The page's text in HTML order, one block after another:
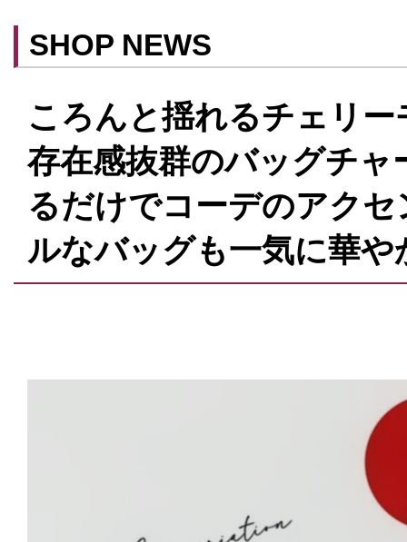
SHOP NEWS
ころんと揺れるチェリ
存在感抜群のバッグチ
るだけでコーデのアク
ルなバッグも一気に華や